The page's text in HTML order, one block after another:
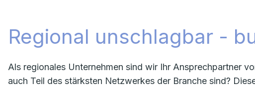
Regional unschlagbar -
Als regionales Unternehmen sind wir Ihr Ansprechpartner
auch Teil des stärksten Netzwerkes der Branche sind?